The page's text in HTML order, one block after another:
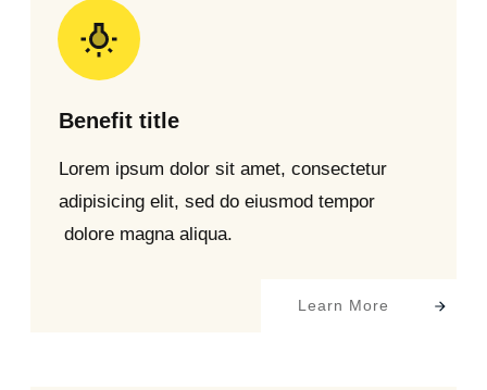
Benefit title
Lorem ipsum dolor sit amet, consectetur
adipisicing elit, sed do eiusmod tempor
dolore magna aliqua.
Learn More